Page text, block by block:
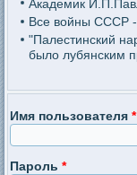
Академик
Все войны СССР -
"Палестинский
было лубянским
Имя пользователя*
Пароль*